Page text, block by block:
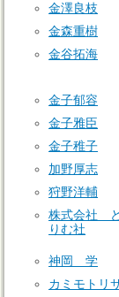
金澤良枝
金森重樹
金谷拓海
金子郁容
金子雅臣
金子稚子
加野厚志
狩野洋輔
株式会社
りむ社
神岡 学
カミモトリ